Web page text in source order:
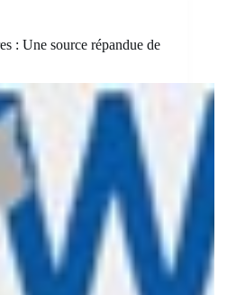
: Une source répandue de